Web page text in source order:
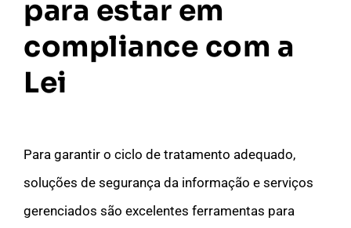
para estar em
compliance com a
Lei
Para garantir o ciclo de tratamento adequado,
soluções de segurança da informação e serviços
gerenciados são excelentes ferramentas para